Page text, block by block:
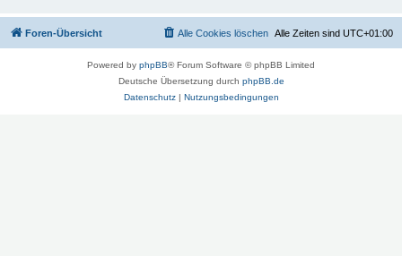
Foren-Übersicht Alle Zeiten sind UTC+01:00
Alle Cookies löschen
Powered by phpBB® Forum Software © phpBB Limited
Deutsche Übersetzung durch phpBB.de
Datenschutz| Nutzungsbedingungen